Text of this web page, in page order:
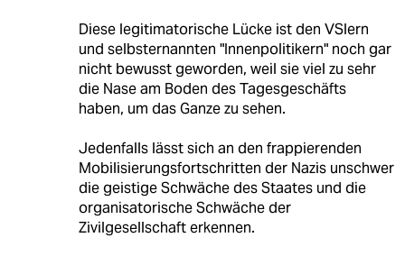
Diese legitimatorische Lücke ist den VSlern
und selbsternannten "Innenpolitikern" noch gar
nicht bewusst geworden, weil sie viel zu sehr
die Nase am Boden des Tagesgeschäfts
haben, um das Ganze zu sehen.
Jedenfalls lässt sich an den frappierenden
Mobilisierungsfortschritten der Nazis unschwer
die geistige Schwäche des Staates und die
organisatorische Schwäche der
Zivilgesellschaft erkennen.